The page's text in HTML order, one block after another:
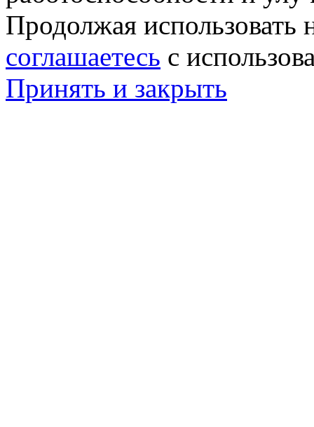
Продолжая использовать
соглашаетесь с
Принять и закрыть